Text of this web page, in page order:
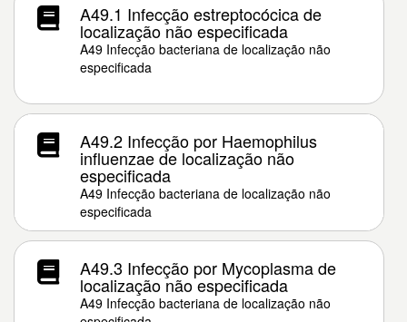
A49.1 Infecção estreptocócica de
localização não especificada
A49 Infecção bacteriana de localização não
especificada
A49.2 Infecção por Haemophilus
influenzae de localização não
especificada
A49 Infecção bacteriana de localização não
especificada
A49.3 Infecção por Mycoplasma de
localização não especificada
A49 Infecção bacteriana de localização não